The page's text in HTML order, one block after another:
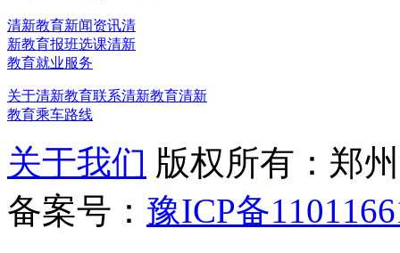
清新教育新闻资讯清
新教育报班选课清新
教育就业服务
关于清新教育联系清新教育清新
教育乘车路线
关于我们 版权所有：郑
备案号： 豫ICP备